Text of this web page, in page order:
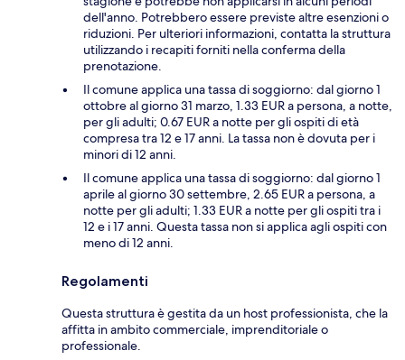
dell'anno. Potrebbero essere previste altre esenzioni o
riduzioni. Per ulteriori informazioni, contatta la struttura
utilizzando i recapiti forniti nella conferma della
prenotazione.
Il comune applica una tassa di soggiorno: dal giorno 1
ottobre al giorno 31 marzo, 1.33 EUR a persona, a notte,
per gli adulti; 0.67 EUR a notte per gli ospiti di età
compresa tra 12 e 17 anni. La tassa non è dovuta per i
minori di 12 anni.
Il comune applica una tassa di soggiorno: dal giorno 1
aprile al giorno 30 settembre, 2.65 EUR a persona, a
notte per gli adulti; 1.33 EUR a notte per gli ospiti tra i
12 e i 17 anni. Questa tassa non si applica agli ospiti con
meno di 12 anni.
Regolamenti
Questa struttura è gestita da un host professionista, che la
affitta in ambito commerciale, imprenditoriale o
professionale.